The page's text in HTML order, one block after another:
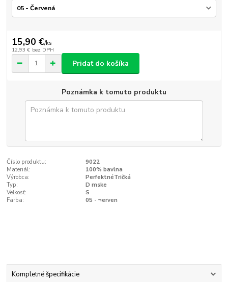
15,90 €/ks
12,93 € bez DPH
Pridať do košíka
Poznámka k tomuto produktu
Číslo produktu:
9022
Materiál:
100% bavlna
Výrobca:
PerfektnéTričká
Typ:
D mske
Veľkosť:
S
Farba:
05 - ¬erven
Kompletné špecifikácie